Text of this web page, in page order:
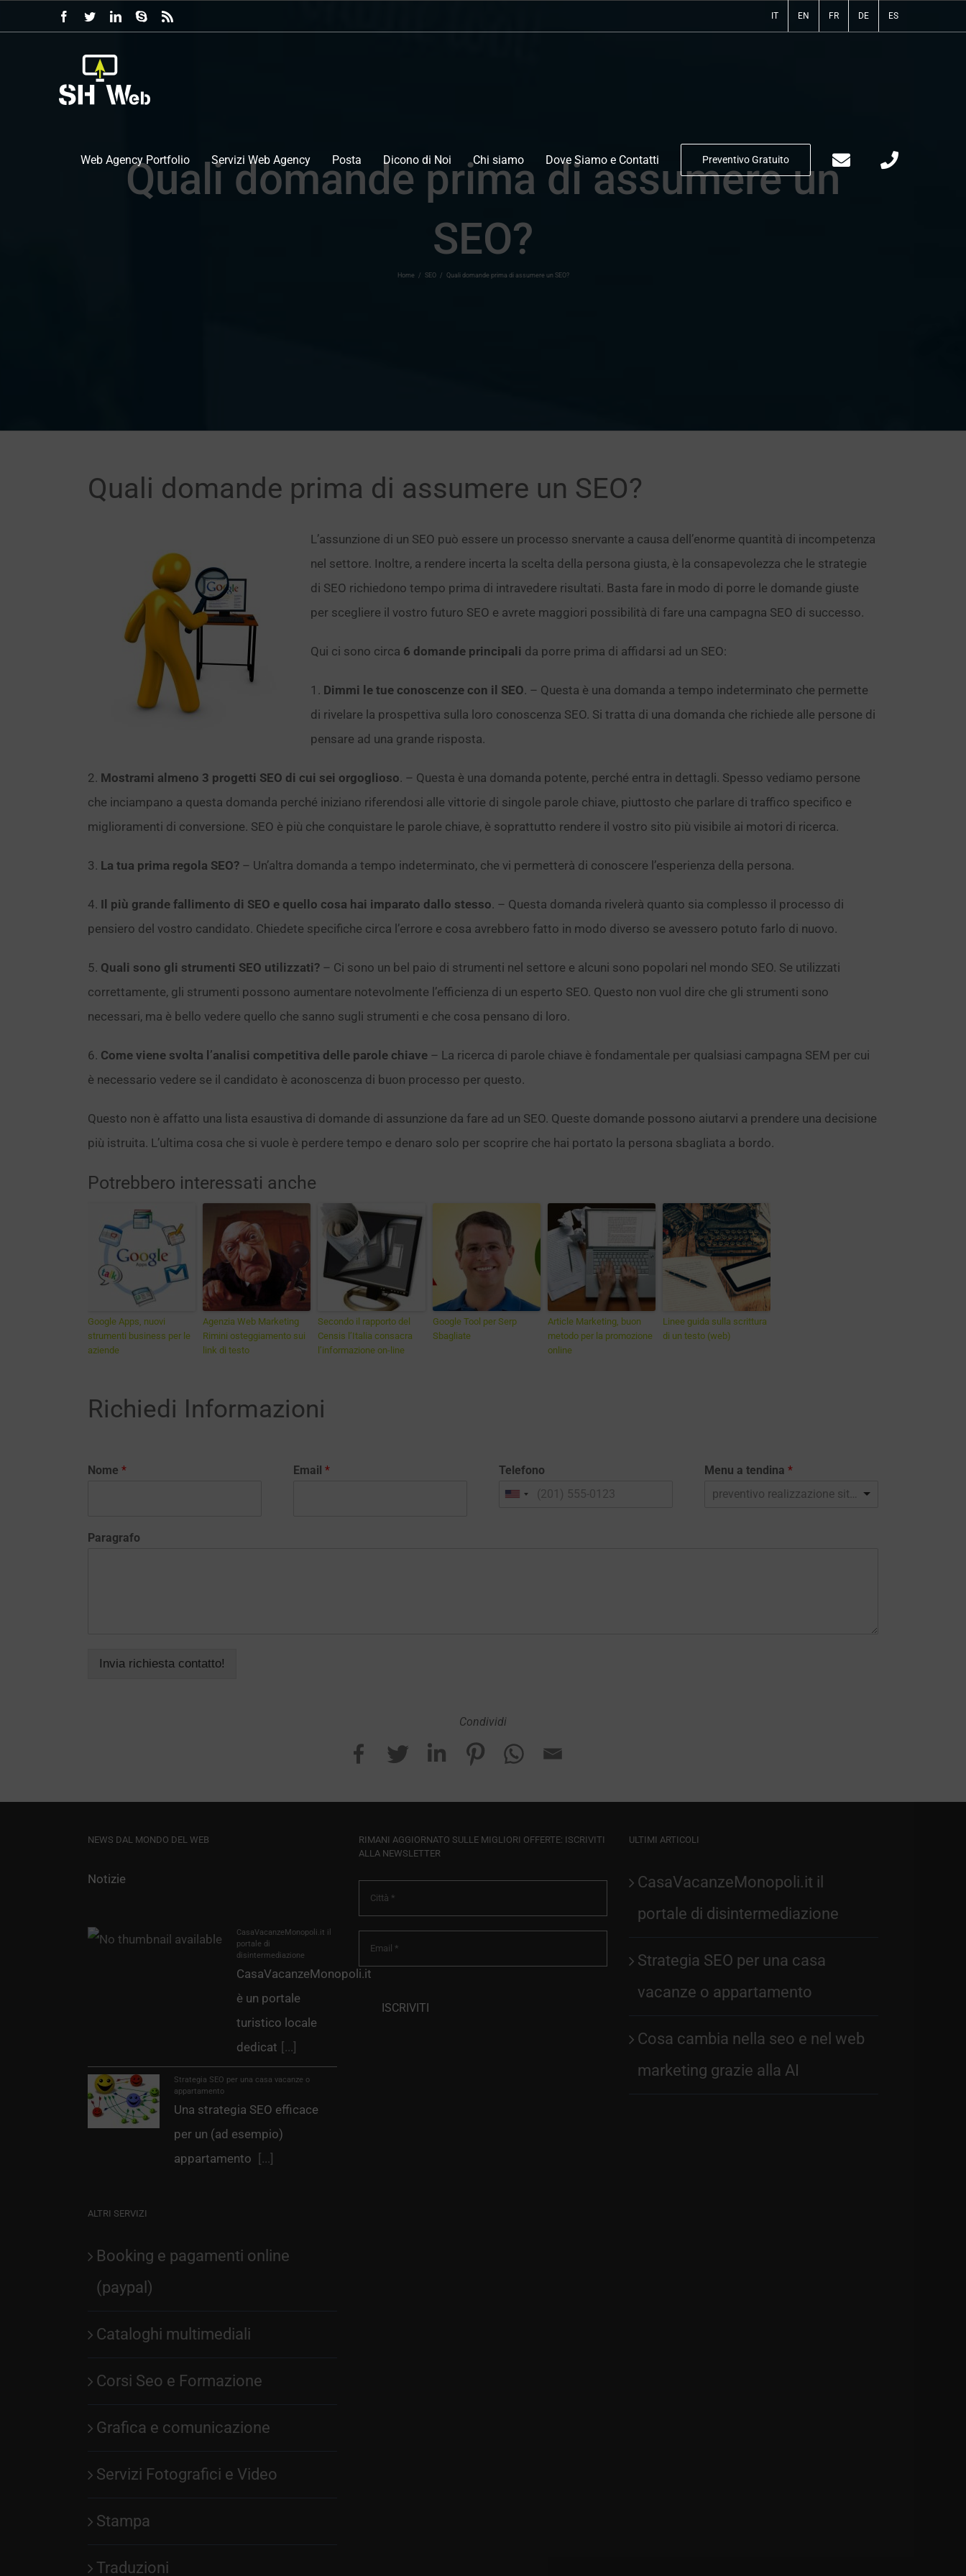
al
Facebook
TwitterLinkedIn
Skype IT EN FR DE ES
Web Agency Portfolio Servizi Web Agency Posta Dicono di Noi Chi siamo Dove Siamo e Contatti Preventivo Gratuito
Quali domande prima di assumere un
SEO?
Home / SEO / Quali domande prima di assumere un SEO?
Quali domande prima di assumere un SEO?
L’assunzione di un SEO può essere un processo snervante a causa dell’enorme quantità di incompetenza
nel settore. Inoltre, a rendere incerta la scelta della persona giusta, è la consapevolezza che le strategie
di SEO richiedono tempo prima di intravedere risultati. Basta fare in modo di porre le domande giuste
per scegliere il vostro futuro SEO e avrete maggiori possibilità di fare una campagna SEO di successo.
Qui ci sono circa 6 domande principali da porre prima di affidarsi ad un SEO:
1. Dimmi le tue conoscenze con il SEO. – Questa è una domanda a tempo indeterminato che permette
di rivelare la prospettiva sulla loro conoscenza SEO. Si tratta di una domanda che richiede alle persone di
pensare ad una grande risposta.
2. Mostrami almeno 3 progetti SEO di cui sei orgoglioso. – Questa è una domanda potente, perché entra in dettagli. Spesso vediamo persone
che inciampano a questa domanda perché iniziano riferendosi alle vittorie di singole parole chiave, piuttosto che parlare di traffico specifico e
miglioramenti di conversione. SEO è più che conquistare le parole chiave, è soprattutto rendere il vostro sito più visibile ai motori di ricerca.
3. La tua prima regola SEO? – Un’altra domanda a tempo indeterminato, che vi permetterà di conoscere l’esperienza della persona.
4. Il più grande fallimento di SEO e quello cosa hai imparato dallo stesso. – Questa domanda rivelerà quanto sia complesso il processo di
pensiero del vostro candidato. Chiedete specifiche circa l’errore e cosa avrebbero fatto in modo diverso se avessero potuto farlo di nuovo.
5. Quali sono gli strumenti SEO utilizzati? – Ci sono un bel paio di strumenti nel settore e alcuni sono popolari nel mondo SEO. Se utilizzati
correttamente, gli strumenti possono aumentare notevolmente l’efficienza di un esperto SEO. Questo non vuol dire che gli strumenti sono
necessari, ma è bello vedere quello che sanno sugli strumenti e che cosa pensano di loro.
6. Come viene svolta l’analisi competitiva delle parole chiave – La ricerca di parole chiave è fondamentale per qualsiasi campagna SEM per cui
è necessario vedere se il candidato è aconoscenza di buon processo per questo.
Questo non è affatto una lista esaustiva di domande di assunzione da fare ad un SEO. Queste domande possono aiutarvi a prendere una decisione
più istruita. L’ultima cosa che si vuole è perdere tempo e denaro solo per scoprire che hai portato la persona sbagliata a bordo.
Potrebbero interessati anche
Google Apps, nuovi
strumenti business per le
aziende
Agenzia Web Marketing
Rimini osteggiamento sui
link di testo
Secondo il rapporto del
Censis l’Italia consacra
l’informazione on-line
Google Tool per Serp
Sbagliate
Article Marketing, buon
metodo per la promozione
online
Linee guida sulla scrittura
di un testo (web)
Richiedi Informazioni
Nome * Email * Telefono Menu a tendina *
preventivo realizzazione sito web
Paragrafo
Invia richiesta contatto!
Condividi
NEWS DAL MONDO DEL WEB
Notizie
CasaVacanzeMonopoli.it il
portale di
disintermediazione
CasaVacanzeMonopoli.it
è un portale
turistico locale
dedicat [...]
Strategia SEO per una casa vacanze o
appartamento
Una strategia SEO efficace
per un (ad esempio)
appartamento
[...]
ALTRI SERVIZI
Booking e pagamenti online
(paypal)
Cataloghi multimediali
Corsi Seo e Formazione
Grafica e comunicazione
Servizi Fotografici e Video
Stampa
Traduzioni
RIMANI AGGIORNATO SULLE MIGLIORI OFFERTE: ISCRIVITI
ALLA NEWSLETTER
ULTIMI ARTICOLI
CasaVacanzeMonopoli.it il
portale di disintermediazione
Strategia SEO per una casa
vacanze o appartamento
Cosa cambia nella seo e nel web
marketing grazie alla AI